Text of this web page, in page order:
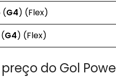
(G4) (Flex)
G4) (Flex)
do Gol